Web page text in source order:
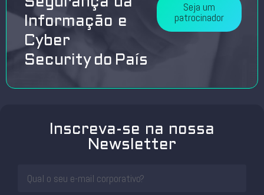
Informação e
Cyber
Security do País
Seja um
patrocinador
Inscreva-se na nossa
Newsletter